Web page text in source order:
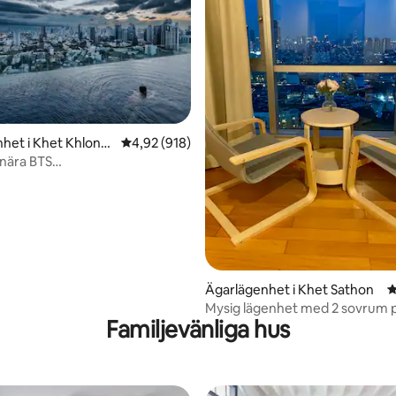
betyg, 141 omdömen
i Khet Khlong
4,92 av 5 i genomsnittligt betyg, 918
4,92 (918)
BTS
Ägarlägenhet i Khet Sathon
Mysig lägenhet med 2 sovrum
i hjärtat av Sathorn
Familjevänliga hus